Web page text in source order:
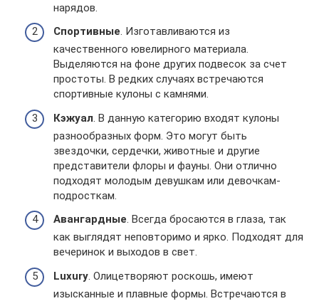
нарядов.
Спортивные. Изготавливаются из
качественного ювелирного материала.
Выделяются на фоне других подвесок за счет
простоты. В редких случаях встречаются
спортивные кулоны с камнями.
Кэжуал . В данную категорию входят кулоны
разнообразных форм. Это могут быть
звездочки, сердечки, животные и другие
представители флоры и фауны. Они отлично
подходят молодым девушкам или девочкам-
подросткам.
Авангардные. Всегда бросаются в глаза, так
как выглядят неповторимо и ярко. Подходят для
вечеринок и выходов в свет.
Luxury . Олицетворяют роскошь, имеют
изысканные и плавные формы. Встречаются в